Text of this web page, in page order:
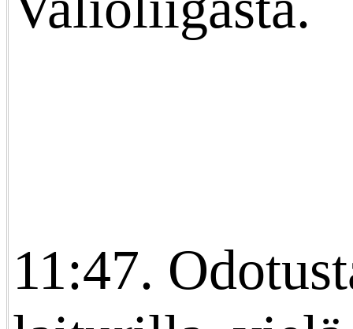
11:47.